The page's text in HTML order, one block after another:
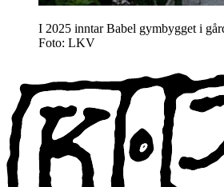
I 2025 inntar Babel gymbygget i
Foto: LKV